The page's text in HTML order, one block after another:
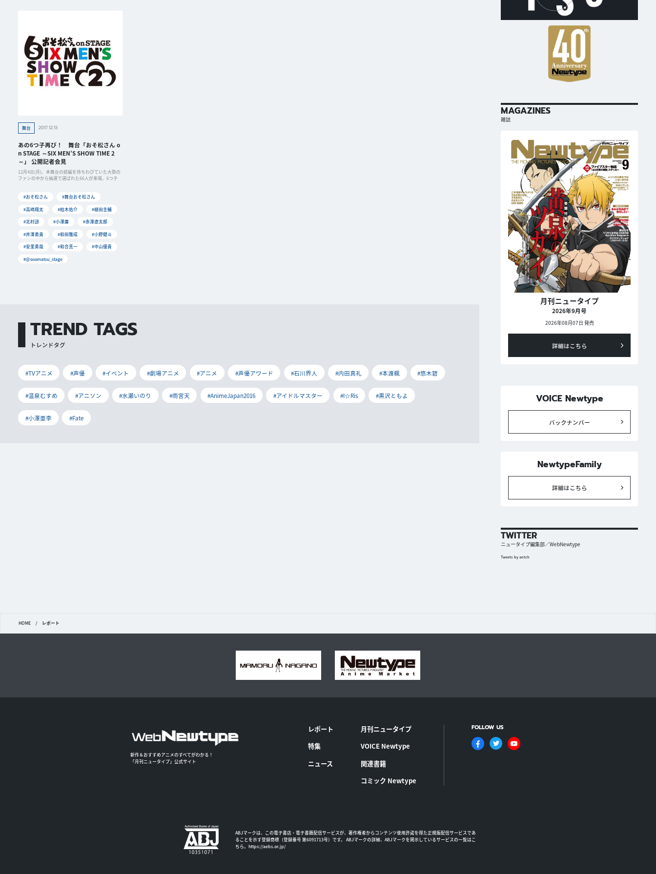
舞台 2017.12.13
あの6つ子再び！ 舞台「おそ松さん o
n STAGE ～SIX MEN’S SHOW TIME 2
～」 公開記者会見
12月4日(月)、本舞台の続編を待ちわびていた大勢の
ファンの中から抽選で選ばれた66人が来場。6つ子
#おそ松さん
#舞台おそ松さん
#高崎翔太
#柏木佑介
#植田圭輔
#北村諒
#小澤廉
#赤澤遼太郎
#井澤勇貴
#和田雅成
#小野健斗
#安里勇哉
#和合真一
#中山優貴
#@osomatsu_stage
TREND TAGS
トレンドタグ
#TVアニメ #声優 #イベント #劇場アニメ #アニメ #声優アワード #石川界人 #内田真礼 #本渡楓 #悠木碧
#温泉むすめ #アニソン #水瀬いのり #雨宮天 #AnimeJapan2016 #アイドルマスター #I☆Ris #黒沢ともよ
#小澤亜李 #Fate
MAGAZINES
雑誌
月刊ニュータイプ
2026年9月号
2026年08月07日 発売
詳細はこちら
VOICE Newtype
バックナンバー
NewtypeFamily
詳細はこちら
TWITTER
ニュータイプ編集部／WebNewtype
Tweets by antch
HOME / レポート
新作＆おすすめアニメのすべてがわかる！
「月刊ニュータイプ」公式サイト
レポート
特集
ニュース
月刊ニュータイプ
VOICE Newtype
関連書籍
コミック Newtype
FOLLOW US
ABJマークは、この電子書店・電子書籍配信サービスが、著作権者からコンテンツ使用許諾を得た正規版配信サービスであ
ることを示す登録商標（登録番号 第6091713号）です。 ABJマークの詳細、ABJマークを掲示しているサービスの一覧はこ
ちら。 https://aebs.or.jp/